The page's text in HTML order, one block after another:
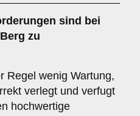
sind bei
zu
Regel wenig Wartung,
verlegt und verfugt
hochwertige